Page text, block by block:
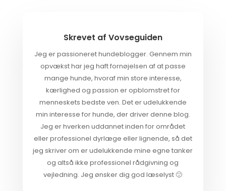
Skrevet af Vovseguiden
Jeg er passioneret hundeblogger. Gennem min
opvækst har jeg haft fornøjelsen af at passe
mange hunde, hvoraf min store interesse,
kærlighed og passion er opblomstret for
menneskets bedste ven. Det er udelukkende
min interesse for hunde, der driver denne blog.
Jeg er hverken uddannet inden for området
eller professionel dyrlæge eller lignende, så det
jeg skriver om er udelukkende mine egne tanker
og altså ikke professionel rådgivning og
vejledning. Jeg ønsker dig god læselyst 🙂